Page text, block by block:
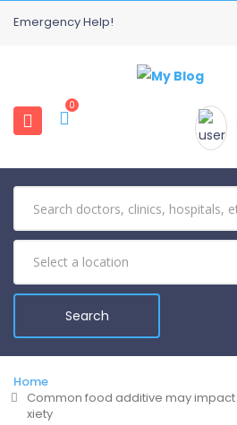
Emergency Help!
0
Home
Common food additive may
xiety